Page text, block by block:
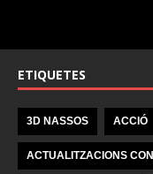
ETIQUETES
3D NASSOS ACCIÓ
ACTUALITZACIONS